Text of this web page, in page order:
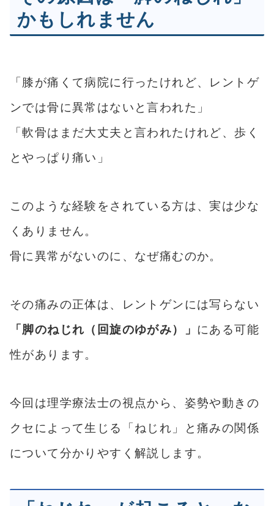
かもしれません
「膝が痛くて病院に行ったけれど、レントゲ
ンでは骨に異常はないと言われた」
「軟骨はまだ大丈夫と言われたけれど、歩く
とやっぱり痛い」
このような経験をされている方は、実は少な
くありません。
骨に異常がないのに、なぜ痛むのか。
その痛みの正体は、レントゲンには写らない
「脚のねじれ（回旋のゆがみ）」 にある可能
性があります。
今回は理学療法士の視点から、姿勢や動きの
クセによって生じる「ねじれ」と痛みの関係
について分かりやすく解説します。